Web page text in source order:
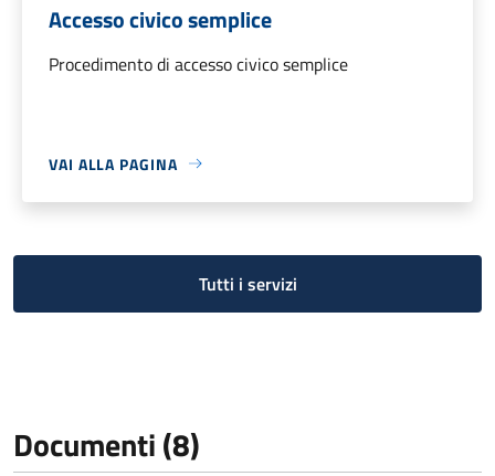
Accesso civico semplice
Procedimento di accesso civico semplice
VAI ALLA PAGINA
Tutti i servizi
Documenti (8)